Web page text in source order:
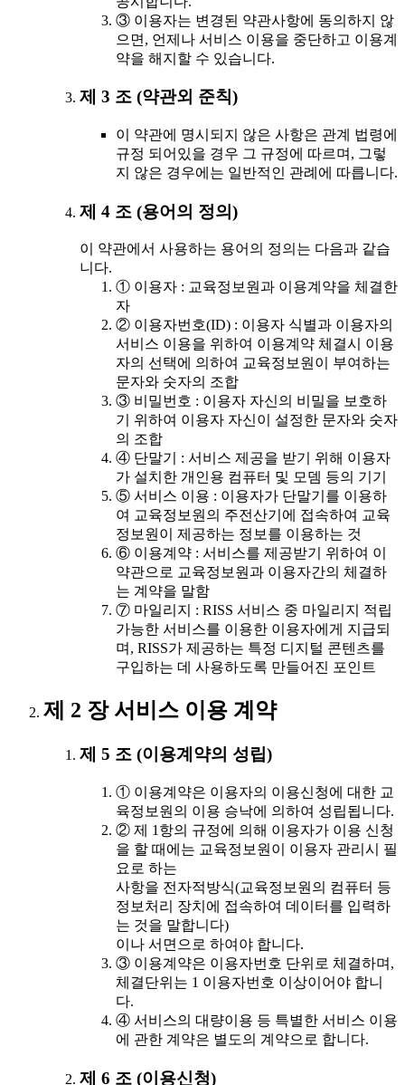
③ 이용자는 변경된 약관사항에 동의하지 않
으면, 언제나 서비스 이용을 중단하고 이용계
약을 해지할 수 있습니다.
제 3 조 (약관외 준칙)
이 약관에 명시되지 않은 사항은 관계 법령에
규정 되어있을 경우 그 규정에 따르며, 그렇
지 않은 경우에는 일반적인 관례에 따릅니다.
제 4 조 (용어의 정의)
이 약관에서 사용하는 용어의 정의는 다음과 같습
니다.
① 이용자 : 교육정보원과 이용계약을 체결한
자
② 이용자번호(ID) : 이용자 식별과 이용자의
서비스 이용을 위하여 이용계약 체결시 이용
자의 선택에 의하여 교육정보원이 부여하는
문자와 숫자의 조합
③ 비밀번호 : 이용자 자신의 비밀을 보호하
기 위하여 이용자 자신이 설정한 문자와 숫자
의 조합
④ 단말기 : 서비스 제공을 받기 위해 이용자
가 설치한 개인용 컴퓨터 및 모뎀 등의 기기
⑤ 서비스 이용 : 이용자가 단말기를 이용하
여 교육정보원의 주전산기에 접속하여 교육
정보원이 제공하는 정보를 이용하는 것
⑥ 이용계약 : 서비스를 제공받기 위하여 이
약관으로 교육정보원과 이용자간의 체결하
는 계약을 말함
⑦ 마일리지 : RISS 서비스 중 마일리지 적립
가능한 서비스를 이용한 이용자에게 지급되
며, RISS가 제공하는 특정 디지털 콘텐츠를
구입하는 데 사용하도록 만들어진 포인트
제 2 장 서비스 이용 계약
제 5 조 (이용계약의 성립)
① 이용계약은 이용자의 이용신청에 대한 교
육정보원의 이용 승낙에 의하여 성립됩니다.
② 제 1항의 규정에 의해 이용자가 이용 신청
을 할 때에는 교육정보원이 이용자 관리시 필
요로 하는
사항을 전자적방식(교육정보원의 컴퓨터 등
정보처리 장치에 접속하여 데이터를 입력하
는 것을 말합니다)
이나 서면으로 하여야 합니다.
③ 이용계약은 이용자번호 단위로 체결하며,
체결단위는 1 이용자번호 이상이어야 합니
다.
④ 서비스의 대량이용 등 특별한 서비스 이용
에 관한 계약은 별도의 계약으로 합니다.
제 6 조 (이용신청)